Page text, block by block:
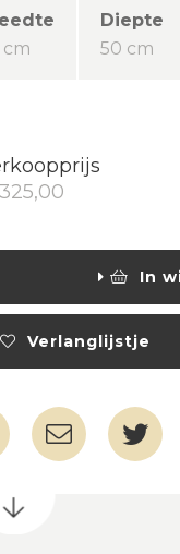
cm
Diepte
50 cm
In
Verlanglijstje